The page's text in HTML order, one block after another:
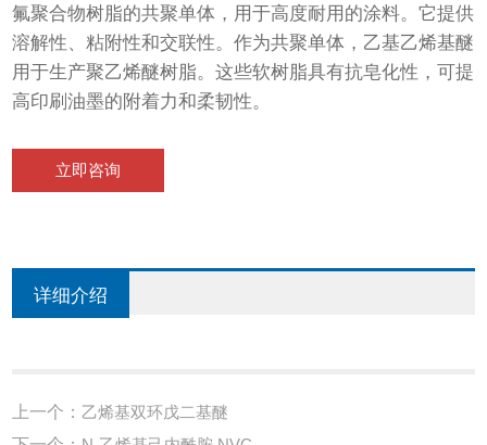
氟聚合物树脂的共聚单体，用于高度耐用的涂料。它提供
溶解性、粘附性和交联性。作为共聚单体，乙基乙烯基醚
用于生产聚乙烯醚树脂。这些软树脂具有抗皂化性，可提
高印刷油墨的附着力和柔韧性。
立即咨询
详细介绍
上一个： 乙烯基双环戊二基醚